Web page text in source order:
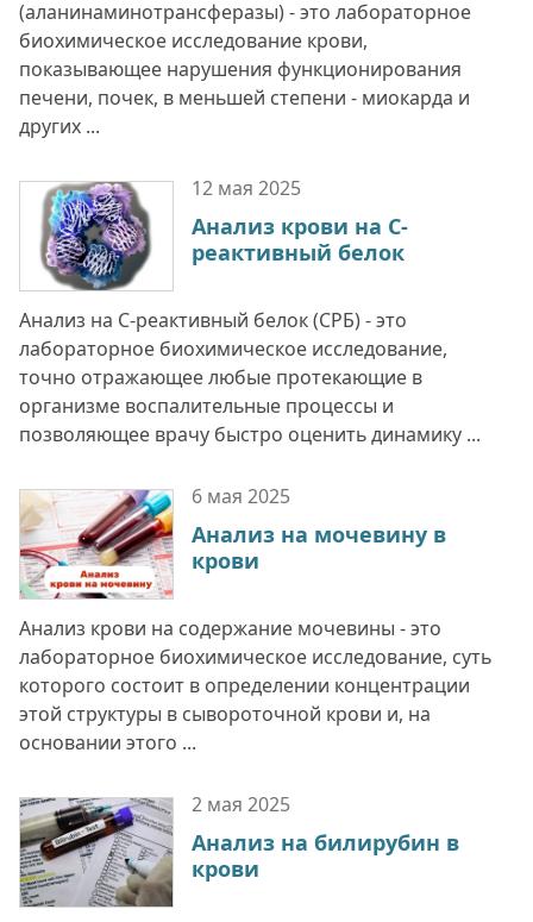
(аланинаминотрансферазы) - это лабораторное
биохимическое исследование крови,
показывающее нарушения функционирования
печени, почек, в меньшей степени - миокарда и
других ...
12 мая 2025
Анализ крови на С-
реактивный белок
Анализ на С-реактивный белок (СРБ) - это
лабораторное биохимическое исследование,
точно отражающее любые протекающие в
организме воспалительные процессы и
позволяющее врачу быстро оценить динамику ...
6 мая 2025
Анализ на мочевину в
крови
Анализ крови на содержание мочевины - это
лабораторное биохимическое исследование, суть
которого состоит в определении концентрации
этой структуры в сывороточной крови и, на
основании этого ...
2 мая 2025
Анализ на билирубин в
крови